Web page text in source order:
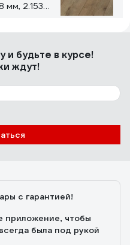
мм, 2.153
фактура дерева
Aurum
10 мм, 1.316
и будьте в курсе!
ждут!
с гарантией!
приложение, чтобы
была под рукой